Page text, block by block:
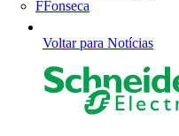
FFonseca
Voltar para Notícias